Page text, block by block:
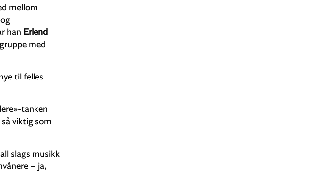
mellom
han Erlend
med
til felles
tanken
viktig som
slags musikk
– ja,